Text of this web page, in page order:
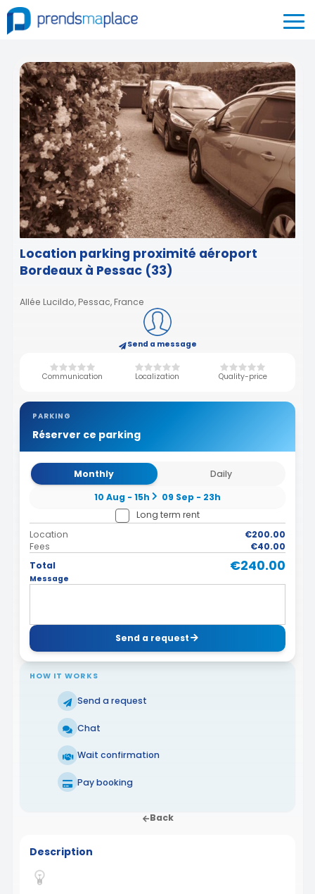
Location parking proximité aéroport
Bordeaux à Pessac (33)
Allée Lucildo, Pessac, France
Send a message
Communication Localization Quality-price
PARKING
Réserver ce parking
Monthly
Daily
10 Aug - 15h
09 Sep - 23h
Long term rent
Location
€200.00
Fees
€40.00
Total
€240.00
Message
Send a request
HOW IT WORKS
Send a request
Chat
Wait confirmation
Pay booking
Back
Description